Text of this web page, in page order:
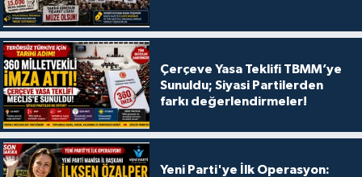
Çerçeve Yasa Teklifi TBMM’ye
Sunuldu; Siyasi Partilerden
farkı değerlendirmeler!
Yeni Parti'ye İlk Operasyon: